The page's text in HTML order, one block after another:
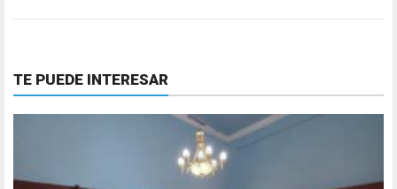
TE PUEDE INTERESAR